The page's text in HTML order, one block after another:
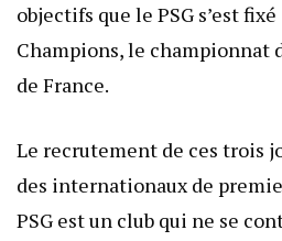
objectifs que le PSG s’est
Champions, le championnat
de France.
Le recrutement de ces trois
des internationaux de
PSG est un club qui ne se